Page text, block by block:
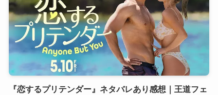
『恋するプリテンダー』ネタバレあり感想｜王道フェ